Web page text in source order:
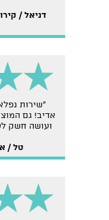
דניאל /
"שירות
אדיב! גם
ועושה חשק
טל /